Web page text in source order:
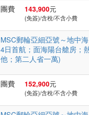
團費 143,900元
(免簽)/含稅/不含小費
MSC郵輪亞細亞號～地中
4日首航；面海陽台艙房；
他；第二人省一萬)
團費 152,900元
(免簽)/含稅/不含小費